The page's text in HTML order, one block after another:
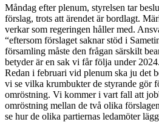
Måndag efter plenum, styrelsen tar
förslag, trots att ärendet är bordlagt.
verkar som regeringen håller med.
“eftersom förslaget saknar stöd i
församling måste den frågan särskilt
betyder är en sak vi får följa under 2024.
Redan i februari vid plenum ska ju det
vi se vilka krumbukter de styrande gör
omröstning. Vi kommer i vart fall att
omröstning mellan de två olika
se hur de olika partiernas ledamöter